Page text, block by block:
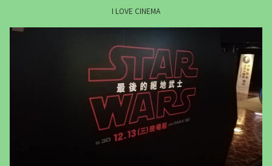
I LOVE CINEMA